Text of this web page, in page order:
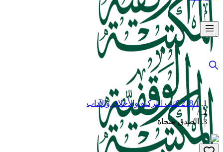
218.1 كتب التزكية والأخلاق والآداب
/
الصدق منجاة